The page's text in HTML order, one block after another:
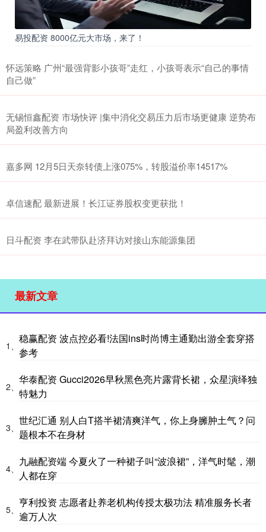
易投配资 8000亿元大市场，来了！
怀远策略 广州“最强背影小孩哥”走红，小孩哥表示“自己的事情
自己做”
无锡恒鑫配资 市场快评 |集中消化交易压力后市场更健康 逆势布
局盈利改善方向
嘉多网 12月5日天奈转债上涨075%，转股溢价率14517%
卓信速配 最新进展！长江证券股权变更获批！
日斗配资 李在武带队赴济拜访对接山东能源集团
最新文章
1、
稳赢配资 波点控必看!法国ins时尚博主通勤出游全套穿搭
参考
2、
华泰配资 Gucci2026早秋黑色亮片露背长裙，众星演绎独
特魅力
3、
世纪汇通 别人白T搭半裙清爽洋气，你上身臃肿土气？问
题根本不在身材
4、
九融配资端 今夏火了一种裙子叫“波浪裙”，洋气时髦，潮
人都在穿
5、
亨利投资 志愿者赴养老机构传授太极功法 精准服务长者
逾万人次